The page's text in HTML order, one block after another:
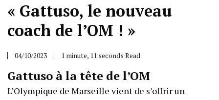
« Gattuso, le nouveau
coach de l’OM ! »
04/10/2023 1 minute, 11 seconds Read
Gattuso à la tête de l’OM
L’Olympique de Marseille vient de s’offrir un